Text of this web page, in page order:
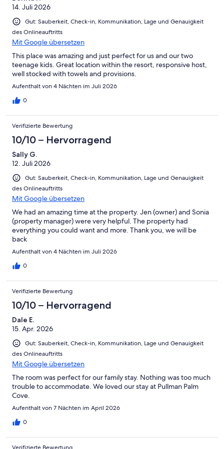
REINIGEN & WARTEN
Bei einem Aufenthalt von mehr als sieben Nächten erfolgt ein
Wechsel der Bettwäsche / Handtücher in der Mitte. Außerdem wird
das Tauchbecken während Ihres Aufenthaltes mindestens einmal
ZUGANG ZU DEN RESORT-ANLAGEN
Die Gäste haben vollen Zugang zu allen Resorteinrichtungen,
einschließlich der drei Pools und dem gut ausgestatteten
Fitnessraum.
Die Accor-Hotelgruppe arbeiten die "Sea Temple" Hotel im Resort
und sind verantwortlich für die Verwaltung der öffentlichen
Fitnessraum. Accor betreiben auch die Restaurants, Bars und
Wellnessbereich innerhalb des Resorts. Accor begrüßen alle
Restaurants zu nutzen, Bars und ein Spa im Resort. Jedoch sind
unsere Gäste nicht durch Accor berechtigt, ihre Hotelgäste zur
Verfügung gestellt zu verwenden, um die Rezeption, Concierge,
Housekeeping und anderen damit verbundenen Dienstleistungen.
Accor verwalten derzeit die einzige weitere vier Schlafzimmer Pool-
Wohnung im Resort. Wir raten allen Gästen, die die zusätzlichen
Hotelleistungen benötigen weitere Informationen direkt von Accor
Hotels zu erhalten.
Wir freuen uns unvoreingenommene Beratung in Bezug auf die
Es gibt ein strenges "Nichtraucher-Politik" in beiden Wohnungen
und Umgebung und in der gesamten Sea Temple Resort.
ZUSCHLÄGE WERDEN für jedermann ENTSTEHEN, die mit diesen
Vorschriften und QLD LAW nicht einhält.
PREISE - Mindestaufenthalt gilt 4 Nächte.
Aufenthalte von 4-6 Nächten sind günstiger als Aufenthalte von 7
Nächten +
Unsere Preise für 2018/2019 sind unten aufgeführt als
für die
4 SCHLAFZIMMER (beinhaltet 3 Schlafzimmer und Studio
NUR 3 SCHLAFZIMMER
& STUDIO ALONE (Anfrage an den Eigentümer)
14. Juli 2026
Gut: Sauberkeit, Check-in, Kommunikation, Lage und Genauigkeit
des Onlineauftritts
Mit Google übersetzen
This place was amazing and just perfect for us and our two
teenage kids. Great location within the resort, responsive host,
well stocked with towels and provisions.
Aufenthalt von 4 Nächten im Juli 2026
0
Verifizierte Bewertung
10/10 – Hervorragend
Sally G.
12. Juli 2026
Gut: Sauberkeit, Check-in, Kommunikation, Lage und Genauigkeit
des Onlineauftritts
Mit Google übersetzen
We had an amazing time at the property. Jen (owner) and Sonia
(property manager) were very helpful. The property had
everything you could want and more. Thank you, we will be
back
Aufenthalt von 4 Nächten im Juli 2026
0
Verifizierte Bewertung
10/10 – Hervorragend
Dale E.
15. Apr. 2026
Gut: Sauberkeit, Check-in, Kommunikation, Lage und Genauigkeit
des Onlineauftritts
Mit Google übersetzen
The room was perfect for our family stay. Nothing was too much
trouble to accommodate. We loved our stay at Pullman Palm
Cove.
Aufenthalt von 7 Nächten im April 2026
0